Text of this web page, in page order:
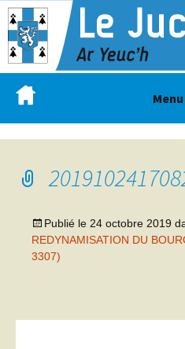
Menu
Publié le 24 octobre 2019
REDYNAMISATION DU
3307)